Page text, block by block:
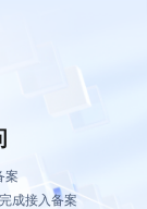
案
成接入备案